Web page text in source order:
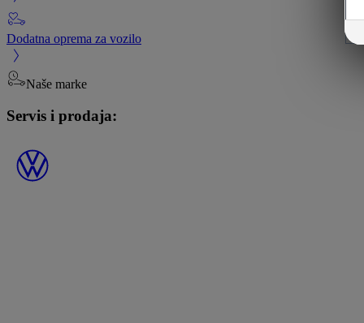
Dodatna oprema za vozilo
Naše marke
Servis i prodaja: